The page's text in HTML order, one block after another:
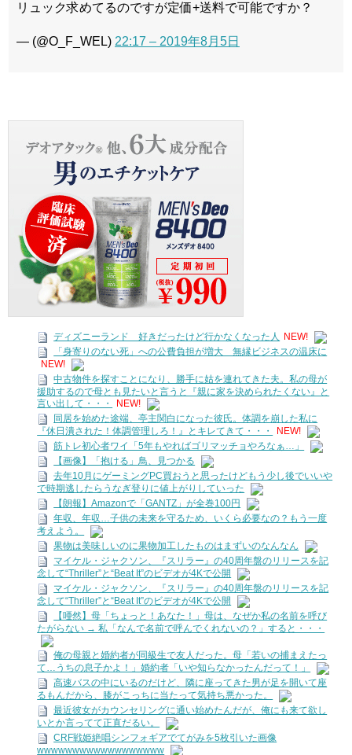
リュック求めてるのですが定価+送料で可能ですか？
— (@O_F_WEL) 22:17 – 2019年8月5日
ディズニーランド 好きだったけど行かなくなった人
NEW!
「身寄りのない死」への公費負担が増大 無縁ビジネスの温床に
NEW!
中古物件を探すことになり、勝手に姑を連れてきた夫。私の母が
援助するので母とも見たいと言うと『親に家を決められたくない』と
言い出して・・・
NEW!
同居を始めた途端、亭主関白になった彼氏。体調を崩した私に
『休日潰された！体調管理しろ！』とキレてきて・・・
NEW!
筋トレ初心者ワイ「5年もやればゴリマッチョやろなぁ…」
【画像】「抱ける」鳥、見つかる
去年10月にゲーミングPC買おうと思ったけどもう少し後でいいや
で時期逃したらうなぎ登りに値上がりしていった
【朗報】Amazonで「GANTZ」が全巻100円
年収、年収…子供の未来を守るため、いくら必要なの？もう一度
考えよう。
果物は美味しいのに果物加工したものはまずいのなんなん
マイケル・ジャクソン、『スリラー』の40周年盤のリリースを記
念して“Thriller”と“Beat It”のビデオが4Kで公開
マイケル・ジャクソン、『スリラー』の40周年盤のリリースを記
念して“Thriller”と“Beat It”のビデオが4Kで公開
【唖然】母「ちょっと！あなた！」母は、なぜか私の名前を呼び
たがらない → 私「なんで名前で呼んでくれないの？」すると・・・
俺の母親と婚約者が同級生で友人だった。母「若いの捕まえたっ
て…うちの息子かよ！」婚約者「いや知らなかったんだって！」
高速バスの中にいるのだけど、隣に座ってきた男が足を開いて座
るもんだから、膝がこっちに当たって気持ち悪かった。
最近彼女がカウンセリングに通い始めたんだが、俺にも来て欲し
いとか言ってて正直だるい。
CRF戦姫絶唱シンフォギアでてがみを5枚引いた画像
wwwwwwwwwwwwwwwwww